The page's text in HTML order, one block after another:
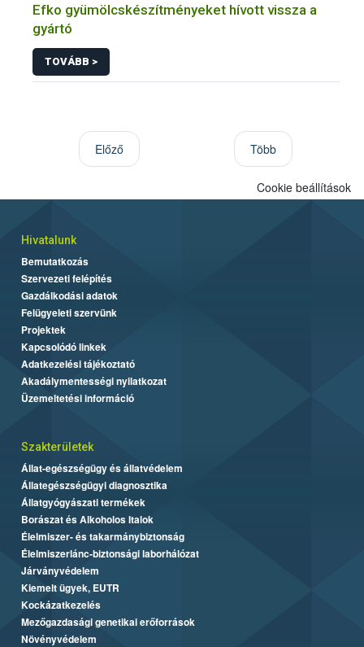
Efko gyümölcskészítményeket hívott vissza a
gyártó
TOVÁBB >
Előző Több
Cookie beállítások
Hivatalunk
Bemutatkozás
Szervezeti felépítés
Gazdálkodási adatok
Felügyeleti szervünk
Projektek
Kapcsolódó linkek
Adatkezelési tájékoztató
Akadálymentességi nyilatkozat
Üzemeltetési információ
Szakterületek
Állat-egészségügy és állatvédelem
Állategészségügyi diagnosztika
Állatgyógyászati termékek
Borászat és Alkoholos Italok
Élelmiszer- és takarmánybiztonság
Élelmiszerlánc-biztonsági laborhálózat
Járványvédelem
Kiemelt ügyek, EUTR
Kockázatkezelés
Mezőgazdasági genetikai erőforrások
Növényvédelem